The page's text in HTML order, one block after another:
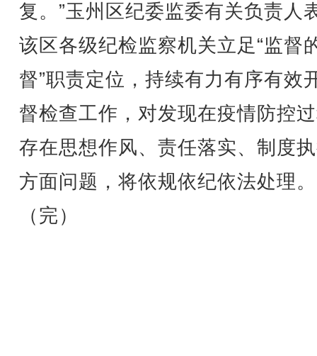
复。”玉州区纪委监委有关负责人
该区各级纪检监察机关立足“监督
督”职责定位，持续有力有序有效
督检查工作，对发现在疫情防控
存在思想作风、责任落实、制度
方面问题，将依规依纪依法处理。
（完）